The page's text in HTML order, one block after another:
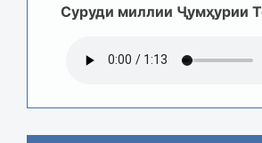
Суруди миллии Ҷумҳурии